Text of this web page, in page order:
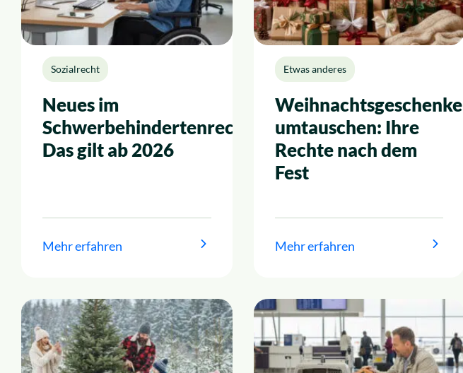
Sozialrecht
Neues im
Schwerbehindertenrecht:
Das gilt ab 2026
Mehr erfahren
Etwas anderes
Weihnachtsgeschenke
umtauschen: Ihre
Rechte nach dem
Fest
Mehr erfahren